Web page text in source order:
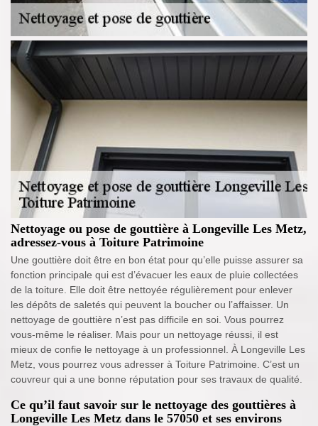
Nettoyage ou pose de gouttière à Longeville Les Metz,
adressez-vous à Toiture Patrimoine
Une gouttière doit être en bon état pour qu’elle puisse assurer sa
fonction principale qui est d’évacuer les eaux de pluie collectées
de la toiture. Elle doit être nettoyée régulièrement pour enlever
les dépôts de saletés qui peuvent la boucher ou l’affaisser. Un
nettoyage de gouttière n’est pas difficile en soi. Vous pourrez
vous-même le réaliser. Mais pour un nettoyage réussi, il est
mieux de confie le nettoyage à un professionnel. À Longeville Les
Metz, vous pourrez vous adresser à Toiture Patrimoine. C’est un
couvreur qui a une bonne réputation pour ses travaux de qualité.
Ce qu’il faut savoir sur le nettoyage des gouttières à
Longeville Les Metz dans le 57050 et ses environs